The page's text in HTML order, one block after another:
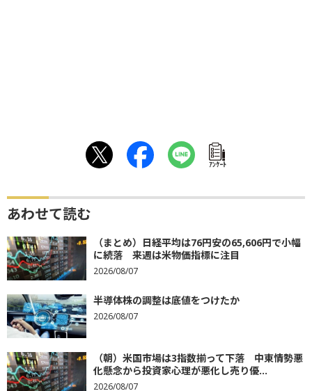
ｱﾝｹｰﾄ
あわせて読む
（まとめ）日経平均は76円安の65,606円で小幅
に続落 来週は米物価指標に注目
2026/08/07
半導体株の調整は底値をつけたか
2026/08/07
（朝）米国市場は3指数揃って下落 中東情勢悪
化懸念から投資家心理が悪化し売り優...
2026/08/07